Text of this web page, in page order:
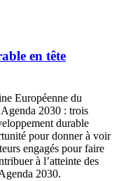
en tête
Européenne du
2030 : trois
durable
pour donner à voir
engagés pour faire
à l’atteinte des
2030.